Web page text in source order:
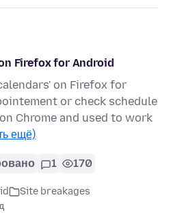
Firefox for Android
on Firefox for
or check schedule
Chrome and used to work
ещё)
1 170
Site breakages